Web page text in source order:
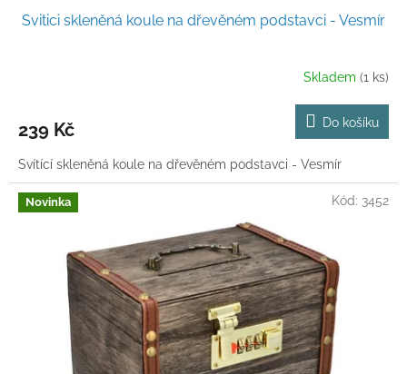
Svitici skleněná koule na dřevěném podstavci - Vesmír
Skladem (1 ks)
239 Kč Do košíku
Svítící skleněná koule na dřevěném podstavci - Vesmír
Novinka Kód: 3452